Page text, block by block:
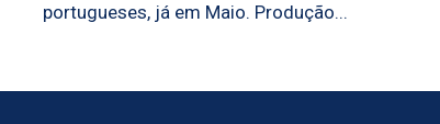
portugueses, já em Maio. Produção...